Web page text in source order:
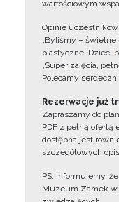
wartościowym
Opinie
„Byliśmy – świetne
plastyczne. Dzieci
„Super zajęcia,
Polecamy
Rezerwacje już
Zapraszamy do
PDF z pełną
dostępna jest
szczegółowych
PS. Informujemy,
Muzeum Zamek w